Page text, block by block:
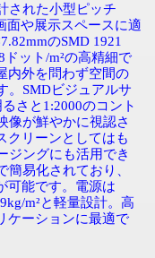
された小型ピッチ
面や展示スペースに適
のSMD 1921
ドット/m²の高精細で
内外を問わず空間の
SMDビジュアルサ
さと 1:2000のコント
像が鮮やかに視認さ
クリーンとしてはも
ジングにも活用でき
易化されており、
可能です。電源は
9kg/m²と軽量設計。高
ケーションに最適で